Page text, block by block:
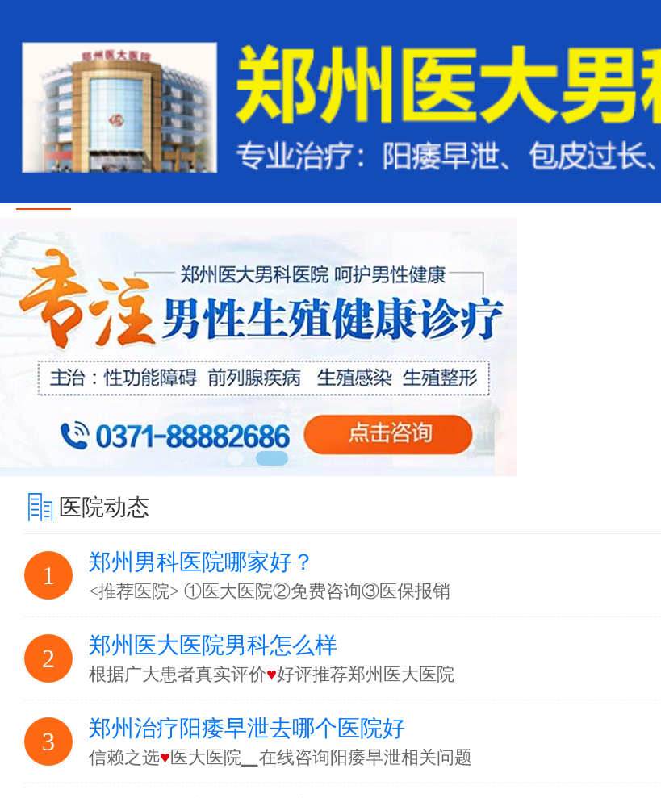
医院动态
1 郑州男科医院哪家好？
<推荐医院> ①医大医院②免费咨询③医保报销
2 郑州医大医院男科怎么样
根据广大患者真实评价♥好评推荐郑州医大医院
3 郑州治疗阳痿早泄去哪个医院好
信赖之选♥医大医院▁在线咨询阳痿早泄相关问题